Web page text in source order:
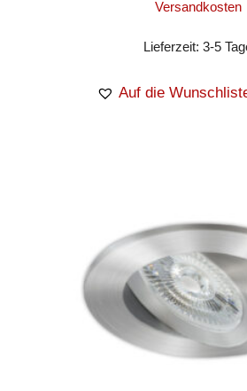
Versandkosten
Lieferzeit:3-5
Auf die